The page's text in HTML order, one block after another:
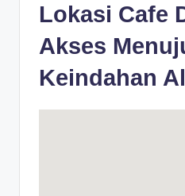
Lokasi Cafe
Akses
Keindahan